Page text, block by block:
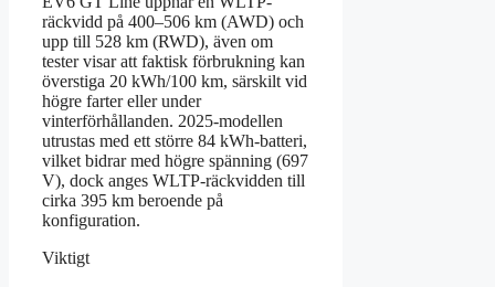
räckvidd på 400–506 km (AWD) och
upp till 528 km (RWD), även om
tester visar att faktisk förbrukning kan
överstiga 20 kWh/100 km, särskilt vid
högre farter eller under
vinterförhållanden. 2025-modellen
utrustas med ett större 84 kWh-batteri,
vilket bidrar med högre spänning (697
V), dock anges WLTP-räckvidden till
cirka 395 km beroende på
konfiguration.
Viktigt